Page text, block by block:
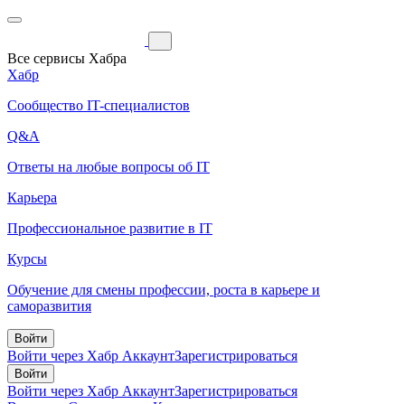
Все сервисы Хабра
Хабр
Сообщество IT-специалистов
Q&A
Ответы на любые вопросы об IT
Карьера
Профессиональное развитие в IT
Курсы
Обучение для смены профессии, роста в карьере и
саморазвития
Войти
Войти через Хабр АккаунтЗарегистрироваться
Войти
Войти через Хабр АккаунтЗарегистрироваться